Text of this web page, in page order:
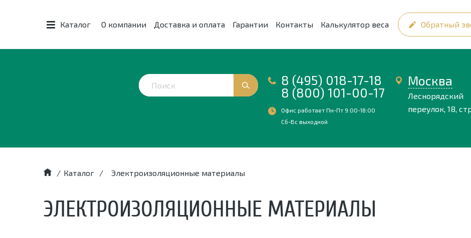
Каталог О компании Доставка и оплата Гарантии Контакты Калькулятор веса Обратный
8 (495) 018-17-18
8 (800) 101-00-17
Офис работает Пн-Пт 9:00-18:00
Сб-Вс выходной
Москва
Леснорядский
переулок, 18,
/ Каталог / Электроизоляционные материалы
ЭЛЕКТРОИЗОЛЯЦИОННЫЕ МАТЕРИАЛЫ